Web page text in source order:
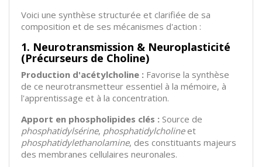
Voici une synthèse structurée et clarifiée de sa
composition et de ses mécanismes d'action :
1. Neurotransmission & Neuroplasticité
(Précurseurs de Choline)
Production d'acétylcholine : Favorise la synthèse
de ce neurotransmetteur essentiel à la mémoire, à
l'apprentissage et à la concentration.
Apport en phospholipides clés : Source de
phosphatidylsérine, phosphatidylcholineet
phosphatidylethanolamine, des constituants majeurs
des membranes cellulaires neuronales.